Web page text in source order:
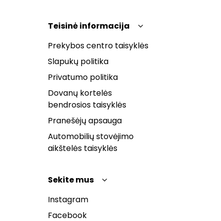
Teisinė informacija
Prekybos centro taisyklės
Slapukų politika
Privatumo politika
Dovanų kortelės
bendrosios taisyklės
Pranešėjų apsauga
Automobilių stovėjimo
aikštelės taisyklės
Sekite mus
Instagram
Facebook